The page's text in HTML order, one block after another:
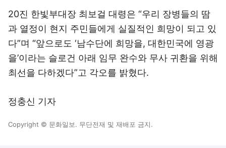
20진 한빛부대장 최보걸 대령은 “우리 장병들의 땀
과 열정이 현지 주민들에게 실질적인 희망이 되고 있
다”며 “앞으로도 ‘남수단에 희망을, 대한민국에 영광
을’이라는 슬로건 아래 임무 완수와 무사 귀환을 위해
최선을 다하겠다”고 각오를 밝혔다.
정충신 기자
Copyright © 문화일보. 무단전재 및 재배포 금지.